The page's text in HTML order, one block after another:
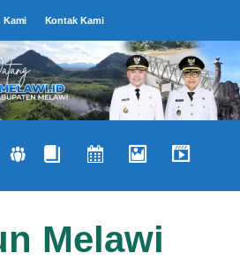
Kami Kontak Kami
Melawi